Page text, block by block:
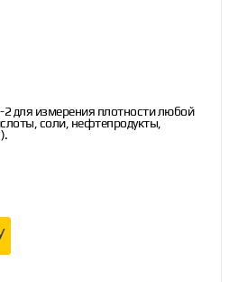
для измерения плотности любой
соли, нефтепродукты,